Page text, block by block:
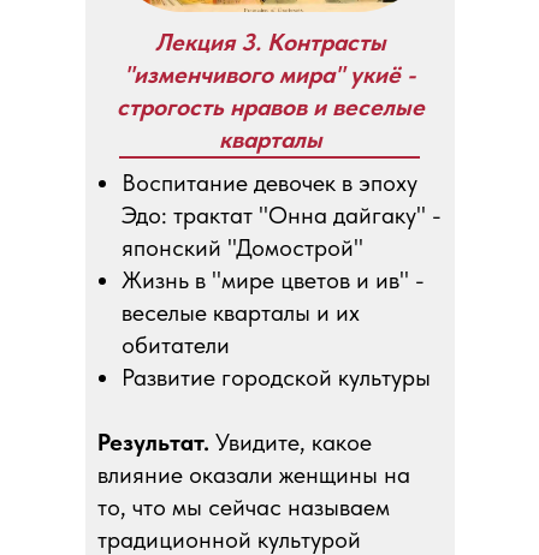
Воспитание девочек в эпоху
Эдо: трактат "Онна дайгаку" -
японский "Домострой"
Жизнь в "мире цветов и ив" -
веселые кварталы и их
обитатели
Развитие городской культуры
Результат. Увидите, какое
влияние оказали женщины на
то, что мы сейчас называем
традиционной культурой
Лекция 3. Контрасты
"изменчивого мира" укиё -
строгость нравов и веселые
кварталы